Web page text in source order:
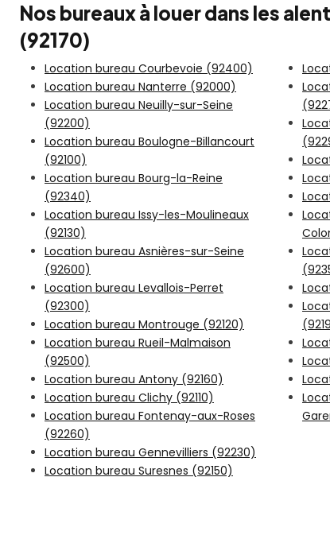
Nos bureaux à louer dans les
(92170)
Location bureau Courbevoie (92400)
Location bureau Nanterre (92000)
Location bureau Neuilly-sur-Seine
(92200)
Location bureau Boulogne-Billancourt
(92100)
Location bureau Bourg-la-Reine
(92340)
Location bureau Issy-les-Moulineaux
(92130)
Location bureau Asnières-sur-Seine
(92600)
Location bureau Levallois-Perret
(92300)
Location bureau Montrouge (92120)
Location bureau Rueil-Malmaison
(92500)
Location bureau Antony (92160)
Location bureau Clichy (92110)
Location bureau Fontenay-aux-Roses
(92260)
Location bureau Gennevilliers (92230)
Location bureau Suresnes (92150)